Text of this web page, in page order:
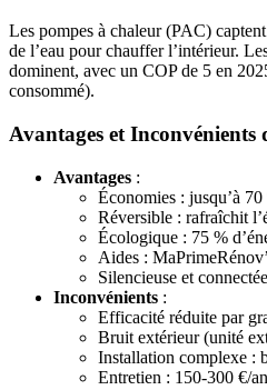
Les pompes à chaleur (PAC)
de l’eau pour chauffer l’intérieur.
dominent, avec un COP de 5 en
consommé).
Avantages et
Avantages :
Économies : jusqu’à
Réversible : rafraîchit
Écologique : 75 %
Aides :
Silencieuse et
Inconvénients :
Efficacité réduite par
Bruit extérieur (unité
Installation complexe :
Entretien : 150-300 €/